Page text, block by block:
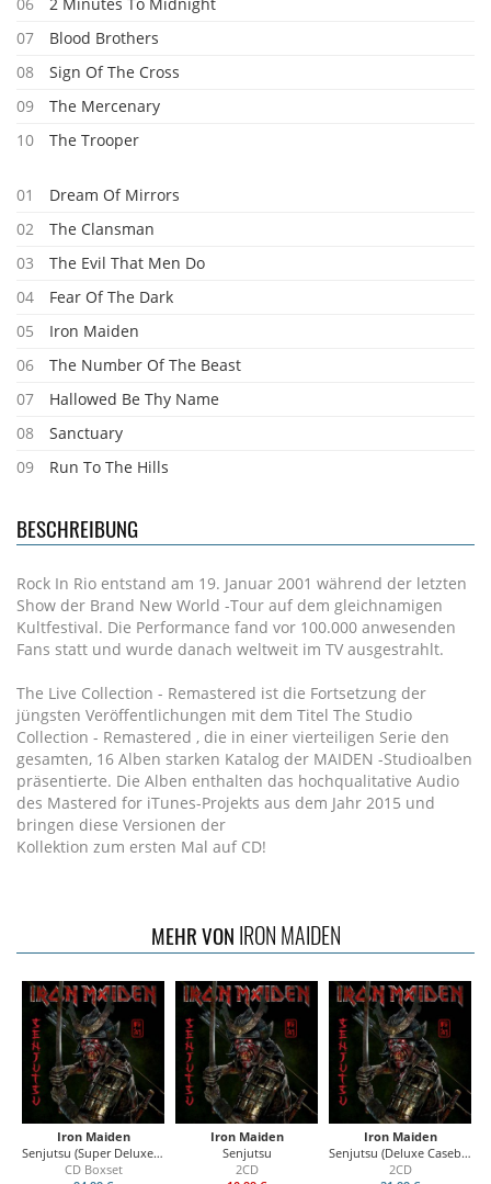
07
Blood Brothers
08
Sign Of The Cross
09
The Mercenary
10
The Trooper
01
Dream Of Mirrors
02
The Clansman
03
The Evil That Men Do
04
Fear Of The Dark
05
Iron Maiden
06
The Number Of The Beast
07
Hallowed Be Thy Name
08
Sanctuary
09
Run To The Hills
BESCHREIBUNG
Rock In Rio entstand am 19. Januar 2001 während der letzten
Show der Brand New World -Tour auf dem gleichnamigen
Kultfestival. Die Performance fand vor 100.000 anwesenden
Fans statt und wurde danach weltweit im TV ausgestrahlt.
The Live Collection - Remastered ist die Fortsetzung der
jüngsten Veröffentlichungen mit dem Titel The Studio
Collection - Remastered , die in einer vierteiligen Serie den
gesamten, 16 Alben starken Katalog der MAIDEN -Studioalben
präsentierte. Die Alben enthalten das hochqualitative Audio
des Mastered for iTunes-Projekts aus dem Jahr 2015 und
bringen diese Versionen der
Kollektion zum ersten Mal auf CD!
MEHR VON IRON MAIDEN
Iron Maiden
Senjutsu (Super Deluxe Boxset)
CD Boxset
Iron Maiden
Senjutsu
2CD
Iron Maiden
Senjutsu (Deluxe Casebound Book)
2CD